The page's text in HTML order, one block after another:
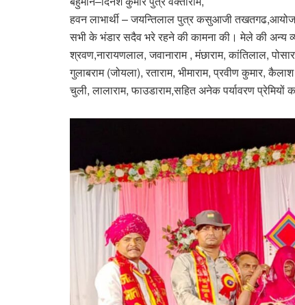
हवन लाभार्थी – जयन्तिलाल पुत्र कसुआजी
सभी के भंडार सदैव भरे रहने की कामना की। मेले की अन्य
श्रवण,नारायणलाल, जवानाराम , मंछाराम, कांतिलाल,
गुलाबराम (जोयला), रताराम, भीमाराम, प्रवीण कुमार,
चुली, लालाराम, फाउडाराम,सहित अनेक पर्यावरण प्रेमियों